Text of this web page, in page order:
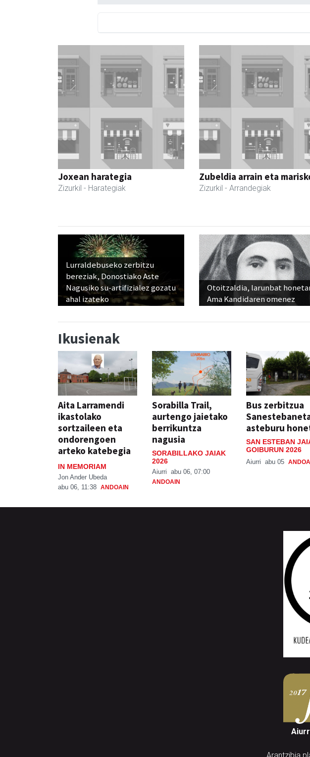
Joxean harategia
Zizurkil - Harategiak
Zubeldia arrain eta
Zizurkil - Arrandegiak
Lurraldebuseko zerbitzu
bereziak, Donostiako Aste
Nagusiko su-artifizialez gozatu
ahal izateko
Otoitzaldia, larunbat
Ama Kandidaren omenez
Ikusienak
Aita Larramendi
ikastolako
sortzaileen eta
ondorengoen
arteko katebegia
IN MEMORIAM
Jon Ander Ubeda
abu 06, 11:38 ANDOAIN
Sorabilla Trail,
aurtengo jaietako
berrikuntza
nagusia
SORABILLAKO JAIAK
2026
Aiurri abu 06, 07:00
ANDOAIN
Bus zerbitzua
asteburu
SAN ESTEBAN
GOIBURUN 2026
Aiurri abu 05